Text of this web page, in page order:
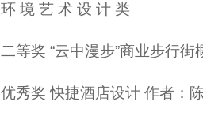
环 境 艺 术 设 计 类
二等奖 “云中漫步”商业步行
优秀奖 快捷酒店设计 作者：